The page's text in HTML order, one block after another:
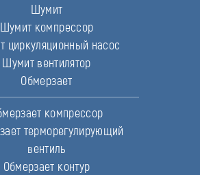
Шумит
Шумит компрессор
циркуляционный насос
Шумит вентилятор
Обмерзает
компрессор
терморегулирующий
вентиль
Обмерзает контур